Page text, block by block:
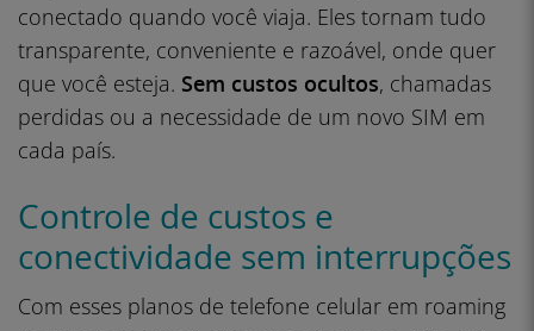
conectado quando você viaja. Eles tornam tudo
transparente, conveniente e razoável, onde quer
que você esteja. Sem custos ocultos, chamadas
perdidas ou a necessidade de um novo SIM em
cada país.
Controle de custos e
conectividade sem interrupções
Com esses planos de telefone celular em roaming